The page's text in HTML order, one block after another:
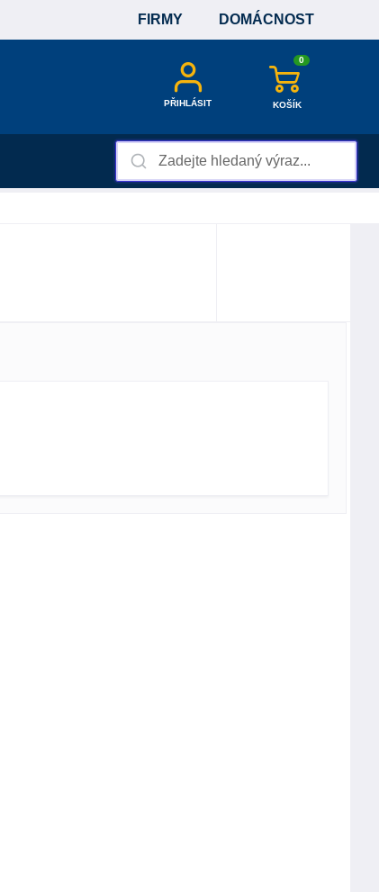
FIRMY DOMÁCNOST
PŘIHLÁSIT
0
KOŠÍK